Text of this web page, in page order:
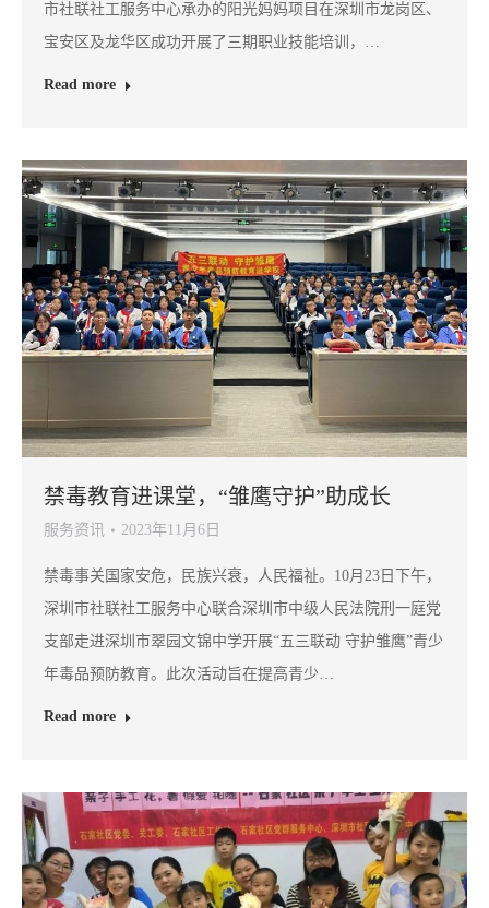
市社联社工服务中心承办的阳光妈妈项目在深圳市龙岗区、
宝安区及龙华区成功开展了三期职业技能培训，…
Read more
禁毒教育进课堂，“雏鹰守护”助成长
服务资讯 2023年11月6日
禁毒事关国家安危，民族兴衰，人民福祉。10月23日下午，
深圳市社联社工服务中心联合深圳市中级人民法院刑一庭党
支部走进深圳市翠园文锦中学开展“五三联动 守护雏鹰”青少
年毒品预防教育。此次活动旨在提高青少…
Read more